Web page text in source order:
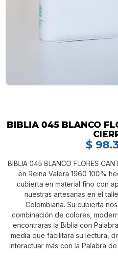
BIBLIA 045 BLANCO
$
BIBLIA 045 BLANCO FLORES
en Reina Valera 1960 100%
cubierta en material fino con
nuestras artesanas en el
Colombiana. Su cubierta
combinación de colores,
encontraras la Biblia con
media que facilitara su lectura,
interactuar más con la Palabra